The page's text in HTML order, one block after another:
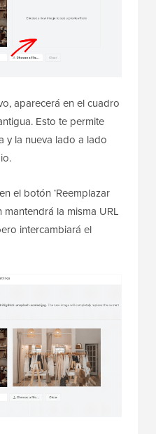
aparecerá en el cuadro
Esto te permite
y la nueva lado a lado
el botón ‘Reemplazar
mantendrá la misma URL
intercambiará el